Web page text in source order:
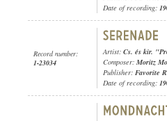
Date of recording:
Record number:
1-23034
Artist: Cs. és kir.
Composer: Moritz
Publisher: Favorite
Date of recording: